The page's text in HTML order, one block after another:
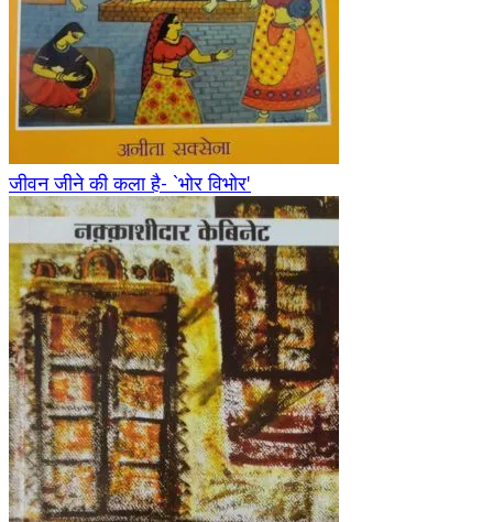
जीवन जीने की कला है- `भोर विभोर'